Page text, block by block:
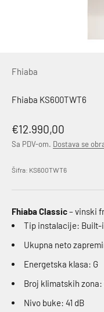
Fhiaba
Fhiaba KS600TWT6
Akcijska cena
€12.990,00
Sa PDV-om. Dostava se
Šifra: KS600TWT6
Fhiaba Classic– vinski
Tip instalacije: Built-
Ukupna neto
Energetska klasa: G
Broj klimatskih zona:
Nivo buke: 41 dB